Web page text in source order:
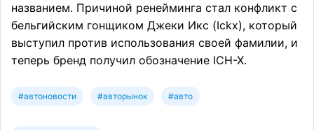
названием. Причиной ренейминга стал конфликт с
бельгийским гонщиком Джеки Икс (Ickx), который
выступил против использования своей фамилии, и
теперь бренд получил обозначение ICH-X.
#автоновости #авторынок #авто